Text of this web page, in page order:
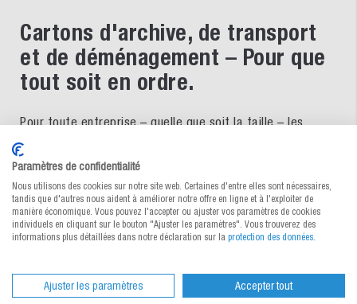
Cartons d'archive, de transport
et de déménagement – Pour que
tout soit en ordre.
Pour toute entreprise – quelle que soit la taille – les
MEDEWO vous propose de nombreuses solutions
d'emballage permettant de garder facilement tout en
ordre dans les archives. Archiver les documents
professionnels est une obligation pour toute entreprise.
De telles archives d'entreprise peuvent rapidement
atteindre un volume conséquent. Ainsi, il est conseillé
facilement des informations importantes. Dans le webshop
de MEDEWO, vous trouverez un large choix de cartons
Paramètres de confidentialité
Nous utilisons des cookies sur notre site web. Certaines d'entre elles sont nécessaires,
tandis que d'autres nous aident à améliorer notre offre en ligne et à l'exploiter de
manière économique. Vous pouvez l'accepter ou ajuster vos paramètres de cookies
individuels en cliquant sur le bouton "Ajuster les paramètres". Vous trouverez des
informations plus détaillées dans notre déclaration sur la protection des données
Ajuster les paramètres Accepter tout